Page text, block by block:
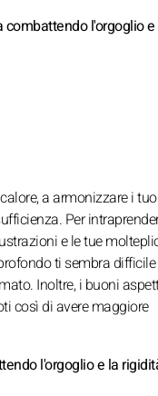
l'orgoglio
a armonizzare i
Per
e le tue
ti sembra
Inoltre, i buoni
così di avere maggiore
l'orgoglio e la